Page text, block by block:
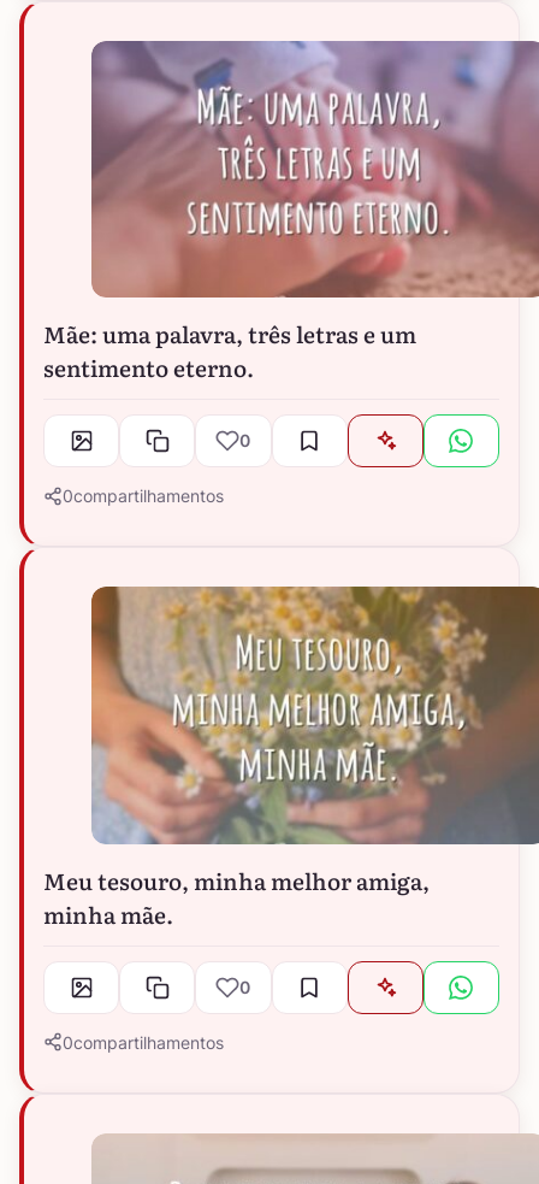
Mãe: uma palavra, três letras e um
sentimento eterno.
0
0compartilhamentos
Meu tesouro, minha melhor amiga,
minha mãe.
0
0compartilhamentos